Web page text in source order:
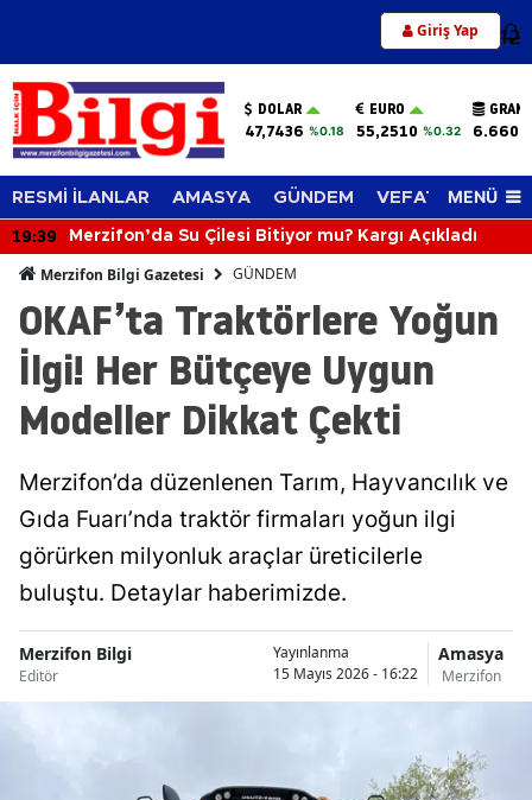
Giriş Yap 12
DOLAR
47,7436 %0.18
EURO
55,2510 %0.32
RESMİ İLANLAR AMASYA GÜNDEM VEFAT EDENLER
MENÜ
19:39 Merzifon’da Su Çilesi Bitiyor mu? Kargı Açıkladı
Merzifon Bilgi Gazetesi GÜNDEM
OKAF’ta Traktörlere Yoğun
İlgi! Her Bütçeye Uygun
Modeller Dikkat Çekti
Merzifon’da düzenlenen Tarım, Hayvancılık ve
Gıda Fuarı’nda traktör firmaları yoğun ilgi
görürken milyonluk araçlar üreticilerle
buluştu. Detaylar haberimizde.
Merzifon Bilgi
Editör
Yayınlanma
15 Mayıs 2026 - 16:22
Amasya
Merzifon